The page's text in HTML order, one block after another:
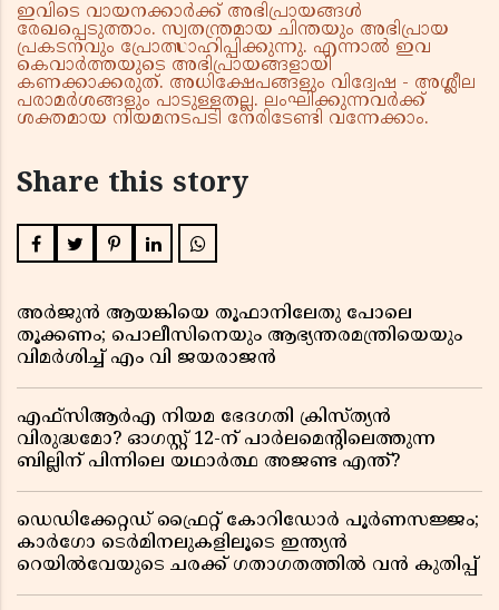
ഇവിടെ വായനക്കാർക്ക് അഭിപ്രായങ്ങൾ
രേഖപ്പെടുത്താം. സ്വതന്ത്രമായ ചിന്തയും അഭിപ്രായ
പ്രകടനവും പ്രോത്സാഹിപ്പിക്കുന്നു. എന്നാൽ ഇവ
കെവാർത്തയുടെ അഭിപ്രായങ്ങളായി
കണക്കാക്കരുത്. അധിക്ഷേപങ്ങളും വിദ്വേഷ - അശ്ലീല
പരാമർശങ്ങളും പാടുള്ളതല്ല. ലംഘിക്കുന്നവർക്ക്
ശക്തമായ നിയമനടപടി നേരിടേണ്ടി വന്നേക്കാം.
Share this story
അർജുൻ ആയങ്കിയെ തൂഫാനിലേതു പോലെ
തൂക്കണം; പൊലീസിനെയും ആഭ്യന്തരമന്ത്രിയെയും
വിമർശിച്ച് എം വി ജയരാജൻ
എഫ്സിആർഎ നിയമ ഭേദഗതി ക്രിസ്ത്യൻ
വിരുദ്ധമോ? ഓഗസ്റ്റ് 12-ന് പാർലമെന്റിലെത്തുന്ന
ബില്ലിന് പിന്നിലെ യഥാർത്ഥ അജണ്ട എന്ത്?
ഡെഡിക്കേറ്റഡ് ഫ്രൈറ്റ് കോറിഡോർ പൂർണസജ്ജം;
കാർഗോ ടെർമിനലുകളിലൂടെ ഇന്ത്യൻ
റെയിൽവേയുടെ ചരക്ക് ഗതാഗതത്തിൽ വൻ കുതിപ്പ്